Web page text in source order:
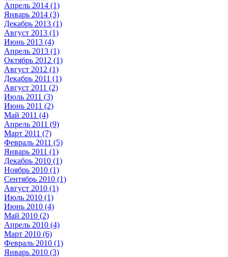
Апрель 2014 (1)
Январь 2014 (3)
Декабрь 2013 (1)
Август 2013 (1)
Июнь 2013 (4)
Апрель 2013 (1)
Октябрь 2012 (1)
Август 2012 (1)
Декабрь 2011 (1)
Август 2011 (2)
Июль 2011 (3)
Июнь 2011 (2)
Май 2011 (4)
Апрель 2011 (9)
Март 2011 (7)
Февраль 2011 (5)
Январь 2011 (1)
Декабрь 2010 (1)
Ноябрь 2010 (1)
Сентябрь 2010 (1)
Август 2010 (1)
Июль 2010 (1)
Июнь 2010 (4)
Май 2010 (2)
Апрель 2010 (4)
Март 2010 (6)
Февраль 2010 (1)
Январь 2010 (3)